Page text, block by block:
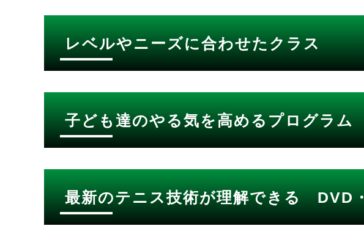
レベルやニーズに合わせたクラス
子ども達のやる気を高めるプログラム
最新のテニス技術が理解できる DVD